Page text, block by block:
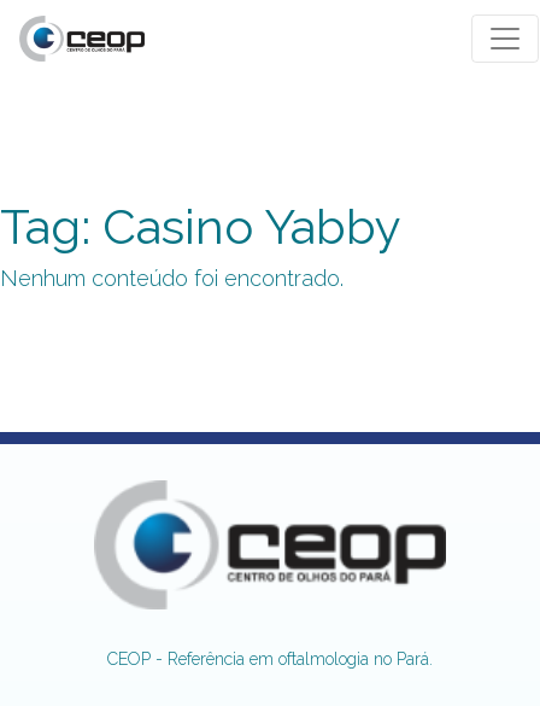
Tag: Casino Yabby
Nenhum conteúdo foi encontrado.
CEOP - Referência em oftalmologia no Pará.